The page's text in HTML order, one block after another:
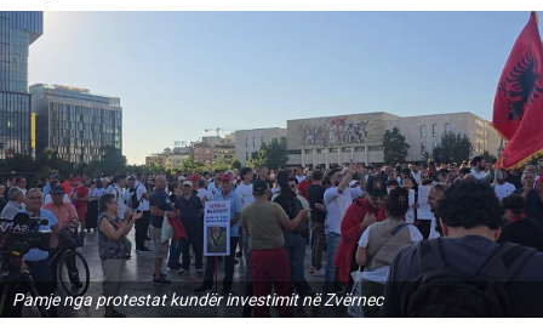
Pamje nga protestat kundër investimit në Zvërnec